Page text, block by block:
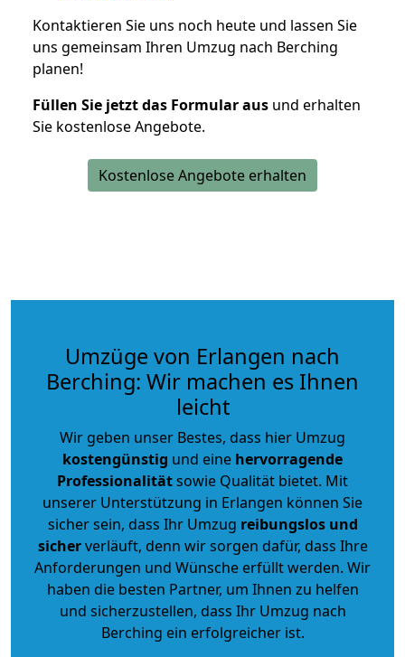
Kontaktieren Sie uns noch heute und lassen Sie
uns gemeinsam Ihren Umzug nach Berching
planen!
Füllen Sie jetzt das Formular aus und erhalten
Sie kostenlose Angebote.
Kostenlose Angebote erhalten
Umzüge von Erlangen nach
Berching: Wir machen es Ihnen
leicht
Wir geben unser Bestes, dass hier Umzug
kostengünstig und eine hervorragende
Professionalitätsowie Qualität bietet. Mit
unserer Unterstützung in Erlangen können Sie
sicher sein, dass Ihr Umzug reibungslos und
sicherverläuft, denn wir sorgen dafür, dass Ihre
Anforderungen und Wünsche erfüllt werden. Wir
haben die besten Partner, um Ihnen zu helfen
und sicherzustellen, dass Ihr Umzug nach
Berching ein erfolgreicher ist.